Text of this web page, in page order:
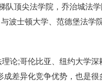
队顶尖法学院，乔治城法
波士顿大学、范德堡法学
论;哥伦比亚、纽约大学深
差异化竞争优势，也是很